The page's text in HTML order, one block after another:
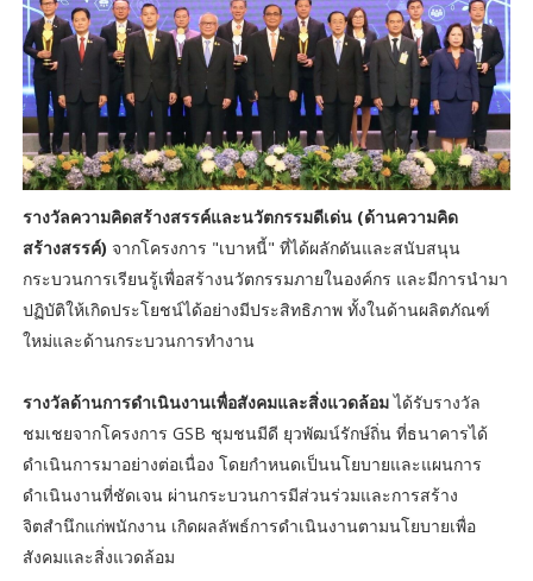
รางวัลความคิดสร้างสรรค์และนวัตกรรมดีเด่น (ด้านความคิด
สร้างสรรค์) จากโครงการ "เบาหนี้" ที่ได้ผลักดันและสนับสนุน
กระบวนการเรียนรู้เพื่อสร้างนวัตกรรมภายในองค์กร และมีการนำมา
ปฏิบัติให้เกิดประโยชน์ได้อย่างมีประสิทธิภาพ ทั้งในด้านผลิตภัณฑ์
ใหม่และด้านกระบวนการทำงาน
รางวัลด้านการดำเนินงานเพื่อสังคมและสิ่งแวดล้อมได้รับรางวัล
ชมเชยจากโครงการ GSB ชุมชนมีดี ยุวพัฒน์รักษ์ถิ่น ที่ธนาคารได้
ดำเนินการมาอย่างต่อเนื่อง โดยกำหนดเป็นนโยบายและแผนการ
ดำเนินงานที่ชัดเจน ผ่านกระบวนการมีส่วนร่วมและการสร้าง
จิตสำนึกแก่พนักงาน เกิดผลลัพธ์การดำเนินงานตามนโยบายเพื่อ
สังคมและสิ่งแวดล้อม